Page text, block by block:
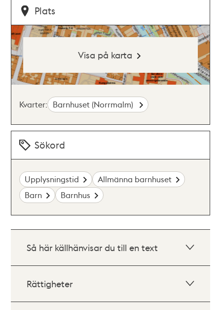
Plats
Visa på karta
Kvarter: Barnhuset (Norrmalm)
Sökord
Upplysningstid
Allmänna barnhuset
Barn
Barnhus
Så här källhänvisar du till en text
Rättigheter